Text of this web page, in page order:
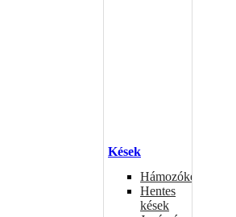
Kések
Hámozókések
Hentes
kések